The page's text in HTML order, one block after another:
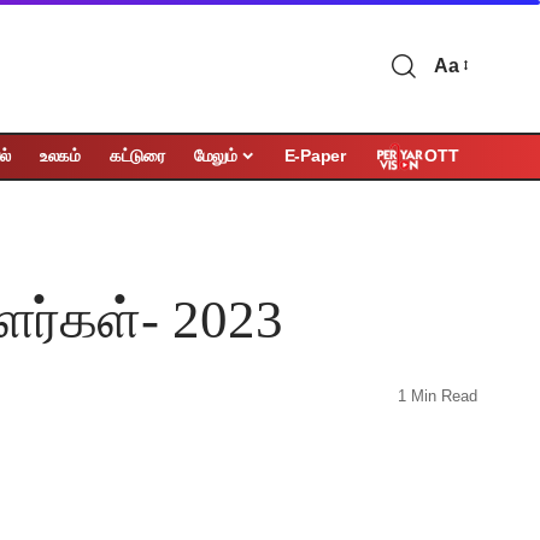
Aa
உலகம் கட்டுரை மேலும் E-Paper OTT
2023
1 Min Read